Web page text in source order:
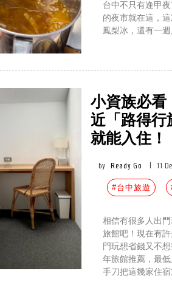
台中不只有逢甲
的夜市就在這，
鳳梨冰，還有一
小資族必看
近「路得行
就能入住！
by Ready Go 11
#台中旅遊
相信有很多人出
旅館吧！現在有
門玩想省錢又不
年旅館推薦，最
手刀把這幾家住宿